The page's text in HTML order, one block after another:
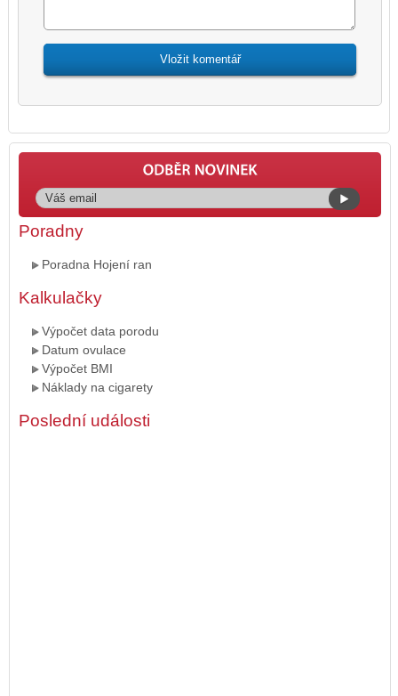
Poradny
Poradna Hojení ran
Kalkulačky
Výpočet data porodu
Datum ovulace
Výpočet BMI
Náklady na cigarety
Poslední události